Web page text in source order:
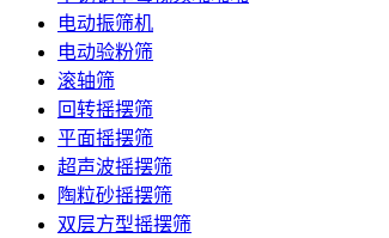
电动振筛机
电动验粉筛
滚轴筛
回转摇摆筛
平面摇摆筛
超声波摇摆筛
陶粒砂摇摆筛
双层方型摇摆筛